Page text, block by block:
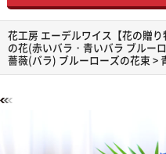
花工房 エーデルワイス【花の贈り
の花(赤いバラ・青いバラ ブルー
薔薇(バラ) ブルーローズの花束 >